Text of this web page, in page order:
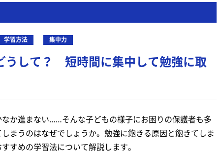
学習方法 集中力
うして？ 短時間に集中して勉強に取
か進まない……そんな子どもの様子にお困りの保護者も多
まうのはなぜでしょうか。勉強に飽きる原因と飽きてしま
すめの学習法について解説します。